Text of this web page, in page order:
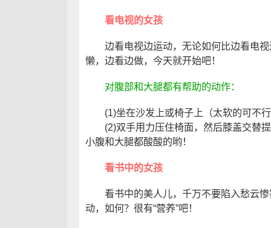
看电视的女孩
边看电视边运动，无论如何比边看电视
懒，边看边做，今天就开始吧！
对腹部和大腿都有帮助的动作：
(1)坐在沙发上或椅子上（太软的可不行
(2)双手用力压住椅面，然后膝盖交替提
小腹和大腿都酸酸的哟！
看书中的女孩
看书中的美人儿，千万不要陷入愁云惨
动，如何？很有“营养”吧！